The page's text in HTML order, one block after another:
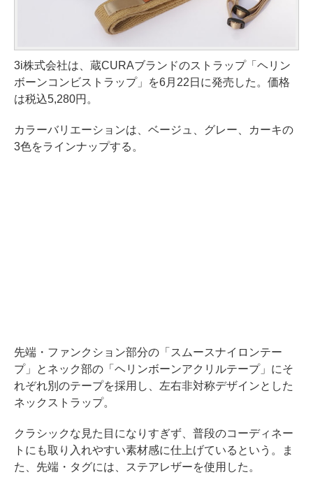
3i株式会社は、蔵CURAブランドのストラップ「ヘリン
ボーンコンビストラップ」を6月22日に発売した。価格
は税込5,280円。
カラーバリエーションは、ベージュ、グレー、カーキの
3色をラインナップする。
先端・ファンクション部分の「スムースナイロンテー
プ」とネック部の「ヘリンボーンアクリルテープ」にそ
れぞれ別のテープを採用し、左右非対称デザインとした
ネックストラップ。
クラシックな見た目になりすぎず、普段のコーディネー
トにも取り入れやすい素材感に仕上げているという。ま
た、先端・タグには、ステアレザーを使用した。